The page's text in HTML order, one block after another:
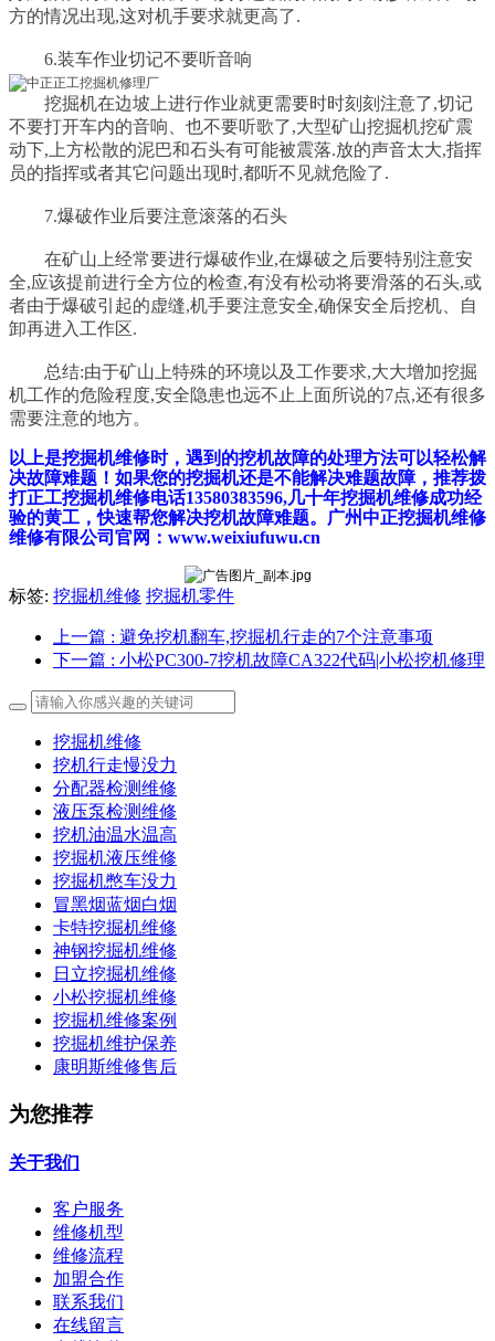
方的情况出现,这对机手要求就更高了.
6.装车作业切记不要听音响
挖掘机在边坡上进行作业就更需要时时刻刻注意了,切记
不要打开车内的音响、也不要听歌了,大型矿山挖掘机挖矿震
动下,上方松散的泥巴和石头有可能被震落.放的声音太大,指挥
员的指挥或者其它问题出现时,都听不见就危险了.
7.爆破作业后要注意滚落的石头
在矿山上经常要进行爆破作业,在爆破之后要特别注意安
全,应该提前进行全方位的检查,有没有松动将要滑落的石头,或
者由于爆破引起的虚缝,机手要注意安全,确保安全后挖机、自
卸再进入工作区.
总结:由于矿山上特殊的环境以及工作要求,大大增加挖掘
机工作的危险程度,安全隐患也远不止上面所说的7点,还有很多
需要注意的地方。
以上是挖掘机维修时，遇到的挖机故障的处理方法可以轻松解
决故障难题！如果您的挖掘机还是不能解决难题故障，推荐拨
打正工挖掘机维修电话13580383596,几十年挖掘机维修成功经
验的黄工，快速帮您解决挖机故障难题。广州中正挖掘机维修
维修有限公司官网：www.weixiufuwu.cn
标签: 挖掘机维修 挖掘机零件
上一篇 : 避免挖机翻车,挖掘机行走的7个注意事项
下一篇 : 小松PC300-7挖机故障CA322代码|小松挖机修理
挖掘机维修
挖机行走慢没力
分配器检测维修
液压泵检测维修
挖机油温水温高
挖掘机液压维修
挖掘机憋车没力
冒黑烟蓝烟白烟
卡特挖掘机维修
神钢挖掘机维修
日立挖掘机维修
小松挖掘机维修
挖掘机维修案例
挖掘机维护保养
康明斯维修售后
为您推荐
关于我们
客户服务
维修机型
维修流程
加盟合作
联系我们
在线留言